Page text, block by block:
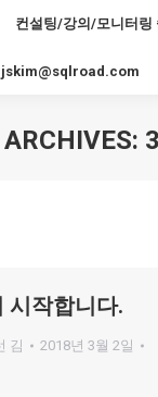
컨설팅/강의/모니터링
jskim@sqlroad.com
시작합니다.
김
2018년 3월 2일